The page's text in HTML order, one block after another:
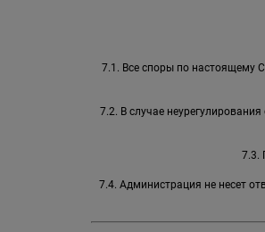
7.1. Все споры по настоящему
7.2. В случае
7.3.
7.4. Администрация не несет